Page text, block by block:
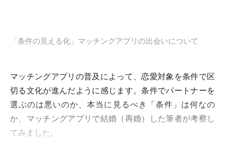
「条件の見える化」マッチングアプリの出会いについて
マッチングアプリの普及によって、恋愛対象を条件で区
切る文化が進んだように感じます。条件でパートナーを
選ぶのは悪いのか、本当に見るべき「条件」は何なの
か、マッチングアプリで結婚（再婚）した筆者が考察し
てみました。